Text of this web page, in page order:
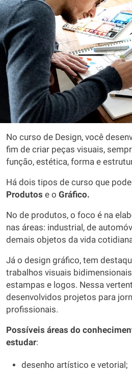
No curso de Design, você
fim de criar peças visuais,
função, estética, forma e
Há dois tipos de curso que
Produtos e o Gráfico.
No de produtos, o foco é na
nas áreas: industrial, de
demais objetos da vida
Já o design gráfico, tem
trabalhos visuais
estampas e logos. Nessa
desenvolvidos projetos para
profissionais.
Possíveis áreas do
estudar:
desenho artístico e vetorial;